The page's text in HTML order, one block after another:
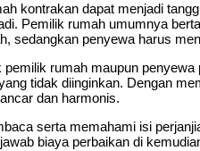
kontrakan dapat menjadi
Pemilik rumah umumnya
sedangkan penyewa harus
pemilik rumah maupun
tidak diinginkan. Dengan
dan harmonis.
serta memahami isi
biaya perbaikan di